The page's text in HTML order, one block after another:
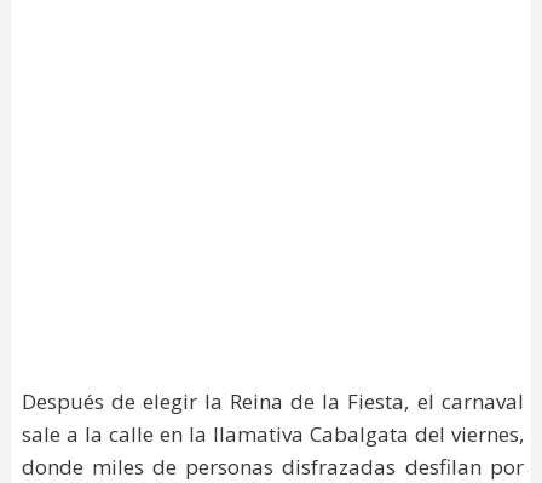
Después de elegir la Reina de la Fiesta, el carnaval
sale a la calle en la llamativa Cabalgata del viernes,
donde miles de personas disfrazadas desfilan por